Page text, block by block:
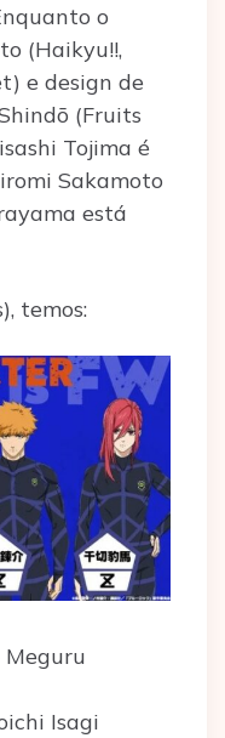
o
(Haikyu!!,
e design de
(Fruits
Tojima é
Sakamoto
está
temos:
Meguru
Isagi